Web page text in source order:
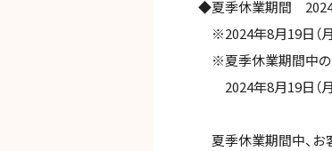
◆夏季休業期間 2024
※2024年8月19日（月
※夏季休業期間中の
2024年8月19日（月
夏季休業期間中、お